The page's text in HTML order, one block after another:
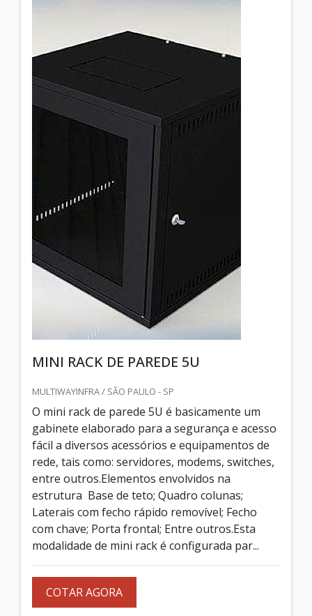
MINI RACK DE PAREDE 5U
MULTIWAYINFRA / SÃO PAULO - SP
O mini rack de parede 5U é basicamente um
gabinete elaborado para a segurança e acesso
fácil a diversos acessórios e equipamentos de
rede, tais como: servidores, modems, switches,
entre outros.Elementos envolvidos na
estrutura Base de teto; Quadro colunas;
Laterais com fecho rápido removível; Fecho
com chave; Porta frontal; Entre outros.Esta
modalidade de mini rack é configurada par...
COTAR AGORA